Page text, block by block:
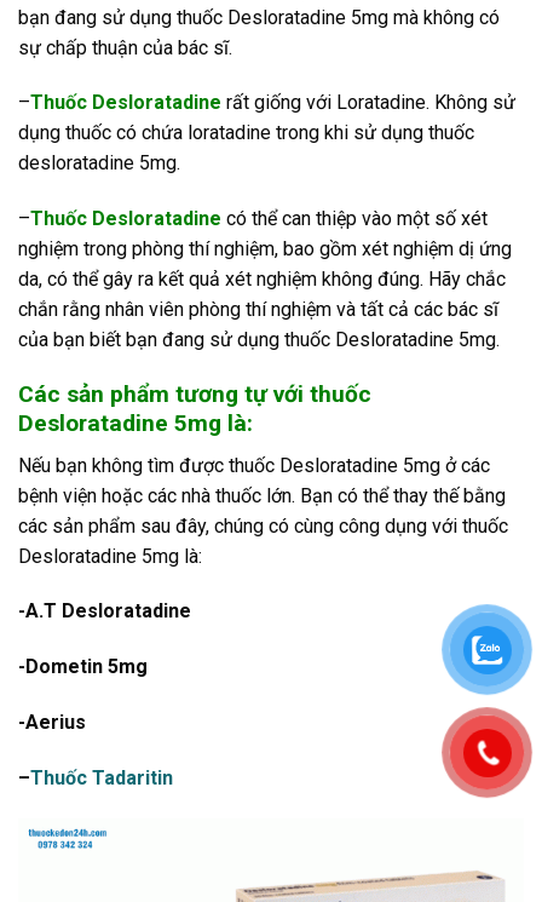
bạn đang sử dụng thuốc Desloratadine 5mg mà không có
sự chấp thuận của bác sĩ.
–Thuốc Desloratadine rất giống với Loratadine. Không sử
dụng thuốc có chứa loratadine trong khi sử dụng thuốc
desloratadine 5mg.
–Thuốc Desloratadine có thể can thiệp vào một số xét
nghiệm trong phòng thí nghiệm, bao gồm xét nghiệm dị ứng
da, có thể gây ra kết quả xét nghiệm không đúng. Hãy chắc
chắn rằng nhân viên phòng thí nghiệm và tất cả các bác sĩ
của bạn biết bạn đang sử dụng thuốc Desloratadine 5mg.
Các sản phẩm tương tự với thuốc
Desloratadine 5mg là:
Nếu bạn không tìm được thuốc Desloratadine 5mg ở các
bệnh viện hoặc các nhà thuốc lớn. Bạn có thể thay thế bằng
các sản phẩm sau đây, chúng có cùng công dụng với thuốc
Desloratadine 5mg là:
-A.T Desloratadine
-Dometin 5mg
-Aerius
–Thuốc Tadaritin